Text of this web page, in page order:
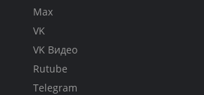
Max
VK
VK Видео
Rutube
Telegram